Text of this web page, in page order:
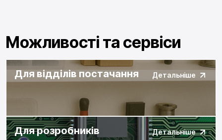
Можливості та сервіси
Для відділів постачання Детальніше
Для розробників Детальніше